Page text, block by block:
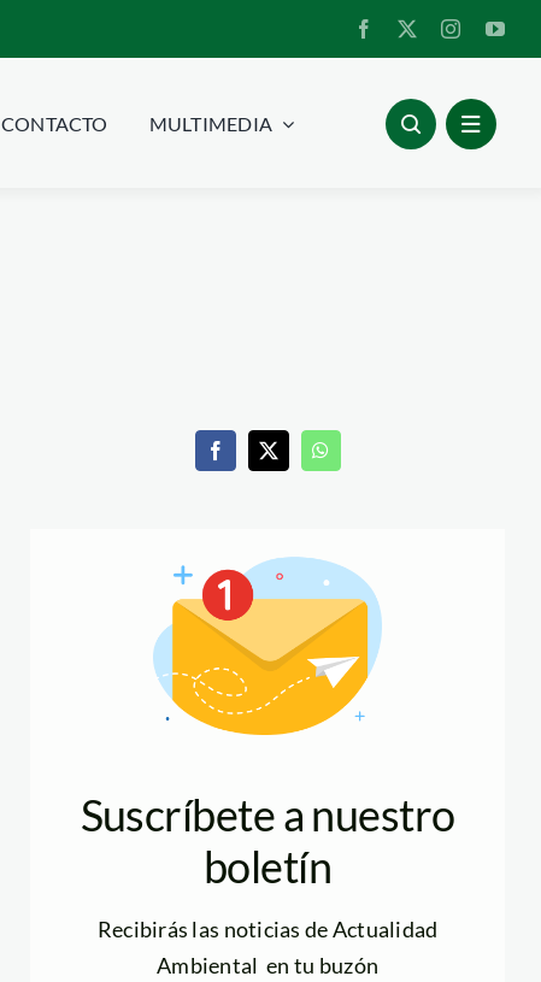
CONTACTO MULTIMEDIA
Suscríbete a nuestro
boletín
Recibirás las noticias de Actualidad
Ambiental en tu buzón